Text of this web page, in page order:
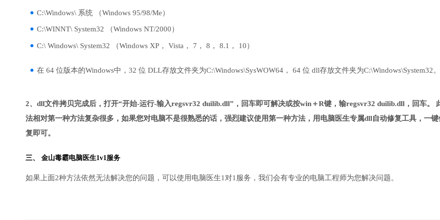
C:\Windows\ 系统 （Windows 95/98/Me）
C:\WINNT\ System32 （Windows NT/2000）
C:\ Windows\ System32 （Windows XP， Vista， 7， 8， 8.1， 10）
在 64 位版本的Windows中，32 位 DLL存放文件夹为C:\Windows\SysWOW64， 64 位 dll存放文件夹为C:\Windows\System32。
2、dll文件拷贝完成后，打开“开始-运行-输入regsvr32 duilib.dll”，回车即可解决或按win＋R键，输regsvr32 duilib.dll，回车。
法相对第一种方法复杂很多，如果您对电脑不是很熟悉的话，强烈建议使用第一种方法，用电脑医生专属dll自动修复工具，一键
复即可。
三、 金山毒霸电脑医生1v1服务
如果上面2种方法依然无法解决您的问题，可以使用电脑医生1对1服务，我们会有专业的电脑工程师为您解决问题。